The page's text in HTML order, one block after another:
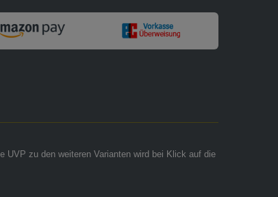
UVP zu den weiteren Varianten wird bei Klick auf die